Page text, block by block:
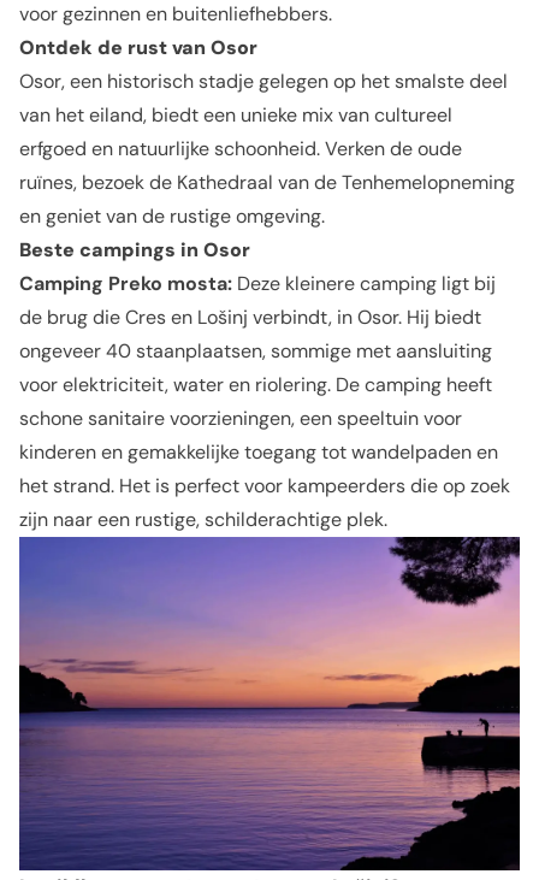
voor gezinnen en buitenliefhebbers.
Ontdek de rust van Osor
Osor, een historisch stadje gelegen op het smalste deel
van het eiland, biedt een unieke mix van cultureel
erfgoed en natuurlijke schoonheid. Verken de oude
ruïnes, bezoek de Kathedraal van de Tenhemelopneming
en geniet van de rustige omgeving.
Beste campings in Osor
Camping Preko mosta: Deze kleinere camping ligt bij
de brug die Cres en Lošinj verbindt, in Osor. Hij biedt
ongeveer 40 staanplaatsen, sommige met aansluiting
voor elektriciteit, water en riolering. De camping heeft
schone sanitaire voorzieningen, een speeltuin voor
kinderen en gemakkelijke toegang tot wandelpaden en
het strand. Het is perfect voor kampeerders die op zoek
zijn naar een rustige, schilderachtige plek.